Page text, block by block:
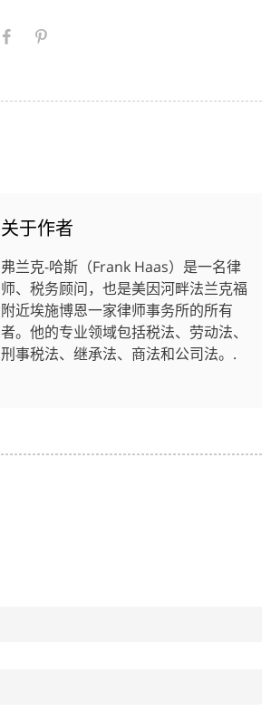
关于作者
弗兰克-哈斯（Frank Haas）是一名律
师、税务顾问，也是美因河畔法兰克福
附近埃施博恩一家律师事务所的所有
者。他的专业领域包括税法、劳动法、
刑事税法、继承法、商法和公司法。.